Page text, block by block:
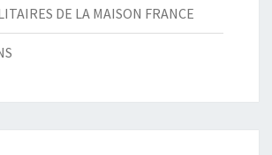
DE LA MAISON FRANCE